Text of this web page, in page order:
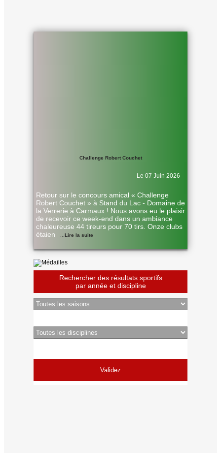
Challenge Robert Couchet
Le 07 Juin 2026
Retour sur le concours amical « Challenge
Robert Couchet » à Stand du Lac - Domaine de
la Verrerie à Carmaux ! Nous avons eu le plaisir
de recevoir ce week-end dans un ambiance
chaleureuse 44 tireurs pour 70 tirs. Onze clubs
étaien
... Lire la suite
Rechercher des résultats sportifs
par année et discipline